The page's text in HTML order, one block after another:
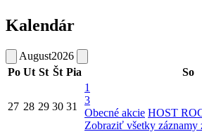
Kalendár
August2026
Po Ut St Št Pia So
27 28 29 30 31
1
3
Obecné akcie HOST
Zobraziť všetky záznamy